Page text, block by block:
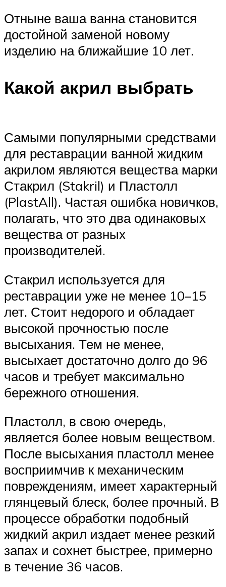
Отныне ваша ванна становится
достойной заменой новому
изделию на ближайшие 10 лет.
Какой акрил выбрать
Самыми популярными средствами
для реставрации ванной жидким
акрилом являются вещества марки
Стакрил (Stakril) и Пластолл
(PlastAll). Частая ошибка новичков,
полагать, что это два одинаковых
вещества от разных
производителей.
Стакрил используется для
реставрации уже не менее 10–15
лет. Стоит недорого и обладает
высокой прочностью после
высыхания. Тем не менее,
высыхает достаточно долго до 96
часов и требует максимально
бережного отношения.
Пластолл, в свою очередь,
является более новым веществом.
После высыхания пластолл менее
восприимчив к механическим
повреждениям, имеет характерный
глянцевый блеск, более прочный. В
процессе обработки подобный
жидкий акрил издает менее резкий
запах и сохнет быстрее, примерно
в течение 36 часов.